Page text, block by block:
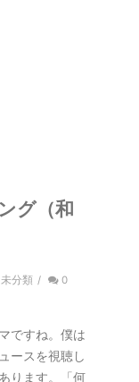
グ（和
未分類 /
0
ですね。僕は
ースを視聴し
ります。「何